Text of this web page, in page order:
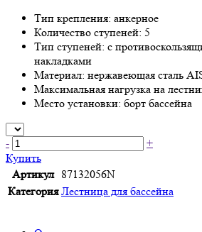
Тип крепления: анкерное
Количество ступеней: 5
Тип ступеней: с
накладками
Материал: нержавеющая сталь
Максимальная нагрузка на
Место установки: борт бассейна
-
+
Купить
Артикул 87132056N
Категория Лестница для бассейна